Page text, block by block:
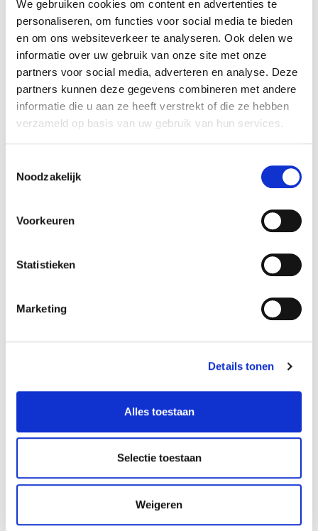
We gebruiken cookies om content en advertenties te
personaliseren, om functies voor social media te bieden
en om ons websiteverkeer te analyseren. Ook delen we
informatie over uw gebruik van onze site met onze
partners voor social media, adverteren en analyse. Deze
partners kunnen deze gegevens combineren met andere
informatie die u aan ze heeft verstrekt of die ze hebben
verzameld op basis van uw gebruik van hun services.
Noodzakelijk
Voorkeuren
Statistieken
Marketing
Details tonen
Alles toestaan
Selectie toestaan
Weigeren
Wouter Jolie
Functie Partner
Locatie Amsterdam
Juist wanneer u het niet verwacht, kan dit
zomaar het moment zijn om uw
dan het verschil.
Due diligence-onderzoek
Een goed informatiememorandum maakt alle
uit. ‘Een potentiële koper zal op enig moment
vervolgens in uw cijfers willen duiken. Als u zich
goed voorbereid en de kracht van uw bedrijf laat
zaken aanloopt en de bieding naar beneden
Volgens Wouter is het verder verstandig om u
goed te laten adviseren door een ervaren partij.
‘Een goede externe adviseur weet hoe u uw